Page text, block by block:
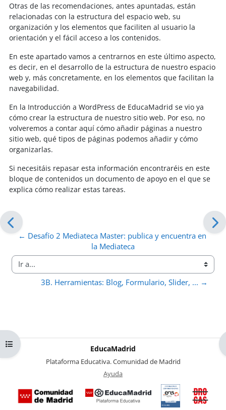
Abrir índice del curso
Otras de las recomendaciones, antes apuntadas, están
relacionadas con la estructura del espacio web, su
organización y los elementos que faciliten al usuario la
orientación y el fácil acceso a los contenidos.
En este apartado vamos a centrarnos en este último aspecto,
es decir, en el desarrollo de la estructura de nuestro espacio
web y, más concretamente, en los elementos que facilitan la
navegabilidad.
En la Introducción a WordPress de EducaMadrid se vio ya
cómo crear la estructura de nuestro sitio web. Por eso, no
volveremos a contar aquí cómo añadir páginas a nuestro
sitio web, qué tipos de páginas podemos añadir y cómo
organizarlas.
Si necesitáis repasar esta información encontraréis en este
bloque de contenidos un documento de apoyo en el que se
explica cómo realizar estas tareas.
← Desafío 2 Mediateca Master: publica y encuentra en
la Mediateca
Ir a...
3B. Herramientas: Blog, Formulario, Slider, ... →
EducaMadrid
Plataforma Educativa. Comunidad de Madrid
Ayuda
Certificación
de
conformidad
con el del